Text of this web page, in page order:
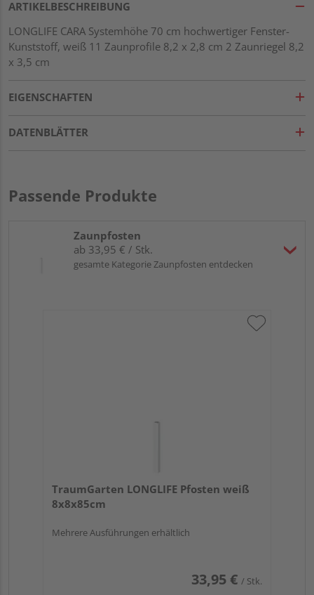
ARTIKELBESCHREIBUNG
LONGLIFE CARA Systemhöhe 70 cm hochwertiger Fenster-
Kunststoff, weiß 11 Zaunprofile 8,2 x 2,8 cm 2 Zaunriegel 8,2
x 3,5 cm
EIGENSCHAFTEN
DATENBLÄTTER
Passende Produkte
Zaunpfosten
ab 33,95 € / Stk.
gesamte Kategorie Zaunpfosten entdecken
TraumGarten LONGLIFE Pfosten weiß
8x8x85cm
Mehrere Ausführungen erhältlich
33,95 € / Stk.